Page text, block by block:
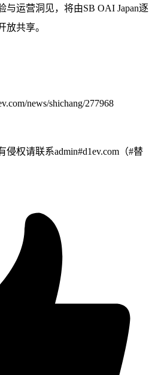
与运营洞见，将由SB OAI Japan逐
放共享。
news/shichang/277968
权请联系admin#d1ev.com（#替